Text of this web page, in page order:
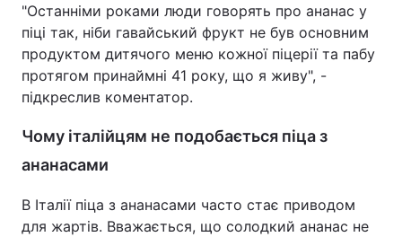
"Останніми роками люди говорять про ананас у
піці так, ніби гавайський фрукт не був основним
продуктом дитячого меню кожної піцерії та пабу
протягом принаймні 41 року, що я живу", -
підкреслив коментатор.
Чому італійцям не подобається піца з
ананасами
В Італії піца з ананасами часто стає приводом
для жартів. Вважається, що солодкий ананас не